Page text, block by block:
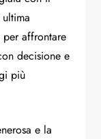
per affrontare
decisione e
più
e la